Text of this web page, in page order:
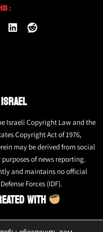
:
Israeli Copyright Law and the
Copyright Act of 1976,
may be derived from social
of news reporting.
and maintains no official
Forces (IDF).
WITH